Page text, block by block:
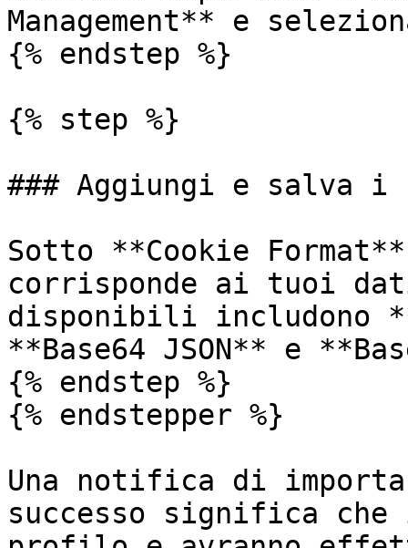
Management** e
{% endstep %}
{% step %}
### Aggiungi e salva i
Sotto **Cookie
corrisponde ai tuoi
disponibili includono
**Base64 JSON** e
{% endstep %}
{% endstepper %}
Una notifica di
successo significa